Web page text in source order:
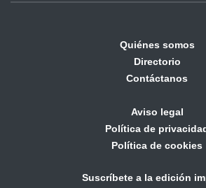
Quiénes somos
Directorio
Contáctanos
Aviso legal
Política de
Política de cookies
Suscríbete a la edición